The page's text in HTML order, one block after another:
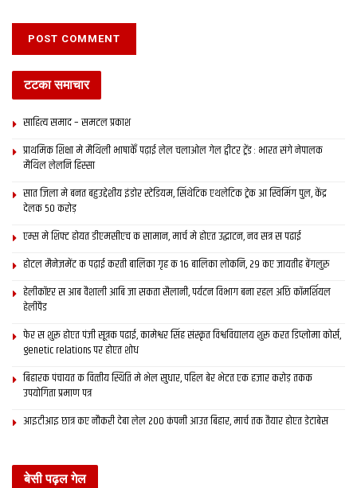
टटका समाचार
साहित्य समाद – समटल प्रकाश
प्राथमिक शि‍क्षा मे मैथि‍ली भाषाकेँ पढ़ाई लेल चलाओल गेल ट्वीटर ट्रेंड : भारत संगे नेपालक
मैथिल लेलनि हिस्सा
सात जिला मे बनत बहुउद्देशीय इंडोर स्‍टेडि‍यम, सिंथेटिक एथलेटिक ट्रेक आ स्विमिंग पुल, केंद्र
देलक 50 करोड़
एम्स मे शिफ्ट होयत डीएमसीएच क सामान, मार्च मे होएत उद्घाटन, नव सत्र स पढाई
होटल मैनेजमेंट क पढ़ाई करती बालिका गृह क 16 बालिका लोकनि, 29 कए जायतीह बेंगलुरु
हेलीकॉप्टर स आब वैशाली आबि जा सकता सैलानी, पर्यटन विभाग बना रहल अछि कॉमर्शियल
हेलीपैड
फेर स शुरू होएत पंजी सूत्रक पढाई, कामेश्वर सिंह संस्कृत विश्वविद्यालय शुरू करत डिप्लोमा कोर्स,
genetic relations पर होएत शोध
बिहारक पंचायत क वित्‍तीय स्थिति मे भेल सुधार, पहिल बेर भेटत एक हजार करोड़ तकक
उपयोगिता प्रमाण पत्र
आइटीआइ छात्र कए नौकरी देबा लेल 200 कंपनी आउत बिहार, मार्च तक तैयार होएत डेटाबेस
बेसी पढ़ल गेल